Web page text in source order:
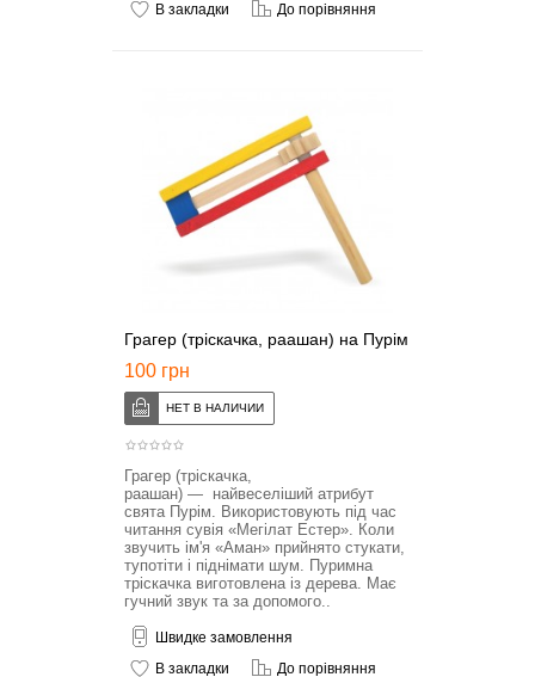
В закладки
До порівняння
Грагер (тріскачка, раашан) на Пурім
100 грн
Грагер (тріскачка,
раашан) — найвеселіший атрибут
свята Пурім. Використовують під час
читання сувія «Мегілат Естер». Коли
звучить ім'я «Аман» прийнято стукати,
тупотіти і піднімати шум. Пуримна
тріскачка виготовлена із дерева. Має
гучний звук та за допомого..
Швидке замовлення
В закладки
До порівняння